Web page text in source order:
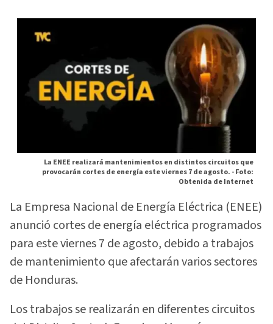
La ENEE realizará mantenimientos en distintos circuitos que
provocarán cortes de energía este viernes 7 de agosto. -Foto:
Obtenida de Internet
La Empresa Nacional de Energía Eléctrica (ENEE)
anunció cortes de energía eléctrica programados
para este viernes 7 de agosto, debido a trabajos
de mantenimiento que afectarán varios sectores
de Honduras.
Los trabajos se realizarán en diferentes circuitos